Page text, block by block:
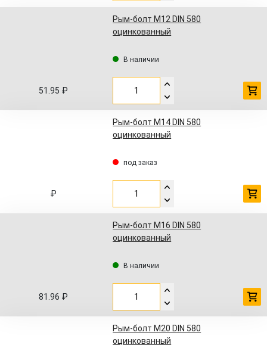
Рым-болт М12 DIN 580
оцинкованный
В наличии
51.95 ₽
Рым-болт М14 DIN 580
оцинкованный
под заказ
₽
Рым-болт М16 DIN 580
оцинкованный
В наличии
81.96 ₽
Рым-болт М20 DIN 580
оцинкованный